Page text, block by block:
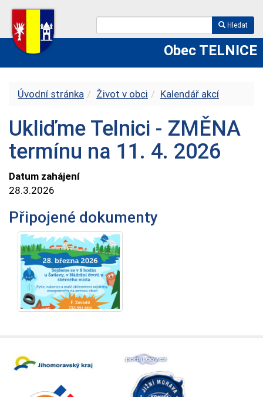
Hledat
Obec TELNICE
Úvodní stránka Život v obci Kalendář akcí
Ukliďme Telnici - ZMĚNA
termínu na 11. 4. 2026
Datum zahájení
28.3.2026
Připojené dokumenty